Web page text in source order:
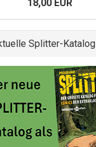
18,00 EUR
Splitter-Katalog